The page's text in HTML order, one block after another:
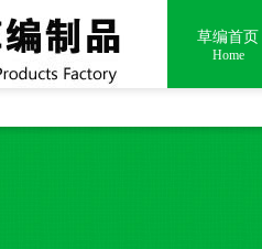
：15937370357 草编首页
Home